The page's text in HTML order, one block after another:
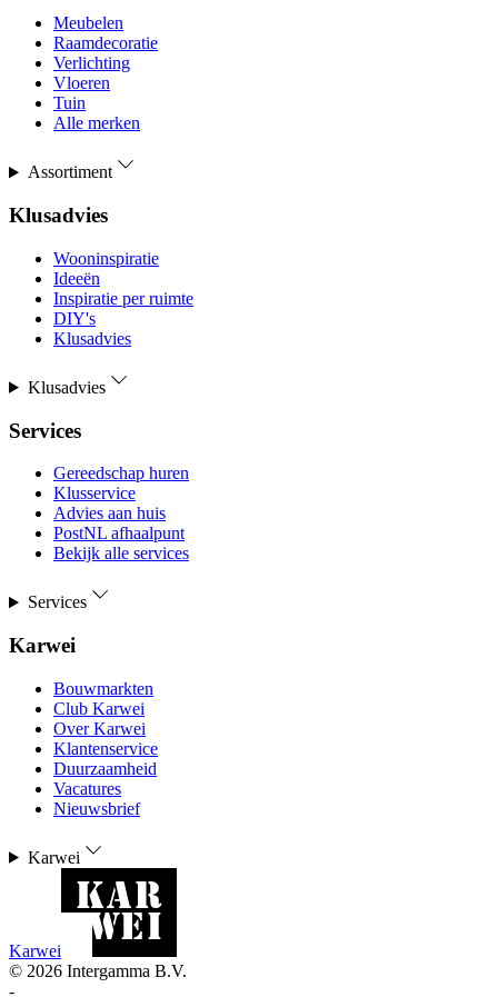
Meubelen
Raamdecoratie
Verlichting
Vloeren
Tuin
Alle merken
Assortiment
Klusadvies
Wooninspiratie
Ideeën
Inspiratie per ruimte
DIY's
Klusadvies
Klusadvies
Services
Gereedschap huren
Klusservice
Advies aan huis
PostNL afhaalpunt
Bekijk alle services
Services
Karwei
Bouwmarkten
Club Karwei
Over Karwei
Klantenservice
Duurzaamheid
Vacatures
Nieuwsbrief
Karwei
Karwei
© 2026 Intergamma B.V.
-